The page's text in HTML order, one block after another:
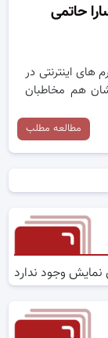
حاتمی
های اینترنتی در
هم مخاطبان
مطالعه مطلب
وجود ندارد